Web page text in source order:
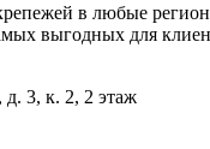
в любые
выгодных для
д. 3, к. 2, 2 этаж